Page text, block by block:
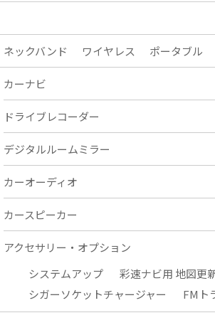
ネックバンド ワイヤレス ポータブル
カーナビ
ドライブレコーダー
デジタルルームミラー
カーオーディオ
カースピーカー
アクセサリー・オプション
システムアップ
彩速ナビ用 地図更
シガーソケットチャージャー
FMト